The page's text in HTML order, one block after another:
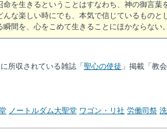
を生きるということはすなわち、神の御言葉
んな楽しい時にでも、本気で信じているもの
瞬間を、心をこめて生きることにほかならない
所収されている雑誌「 聖心の使徒 」掲載「教
ノートルダム大聖堂 ワゴン・リ社 労働司祭